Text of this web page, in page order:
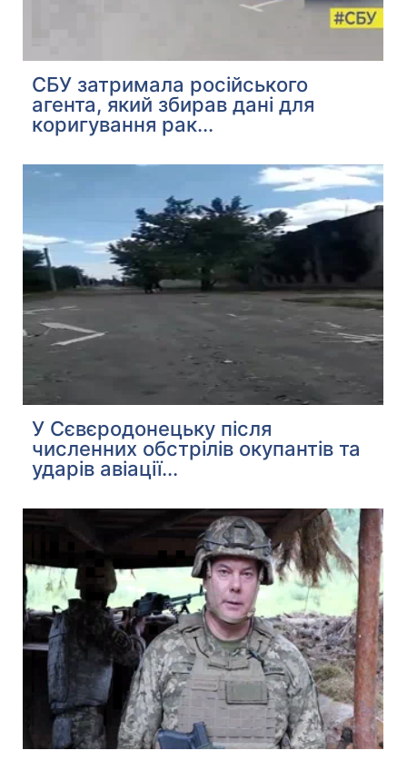
СБУ затримала російського
агента, який збирав дані для
коригування рак...
У Сєвєродонецьку після
численних обстрілів окупантів та
ударів авіації...